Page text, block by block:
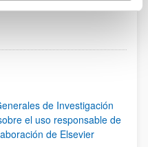
de Investigación
el uso responsable de
de Elsevier